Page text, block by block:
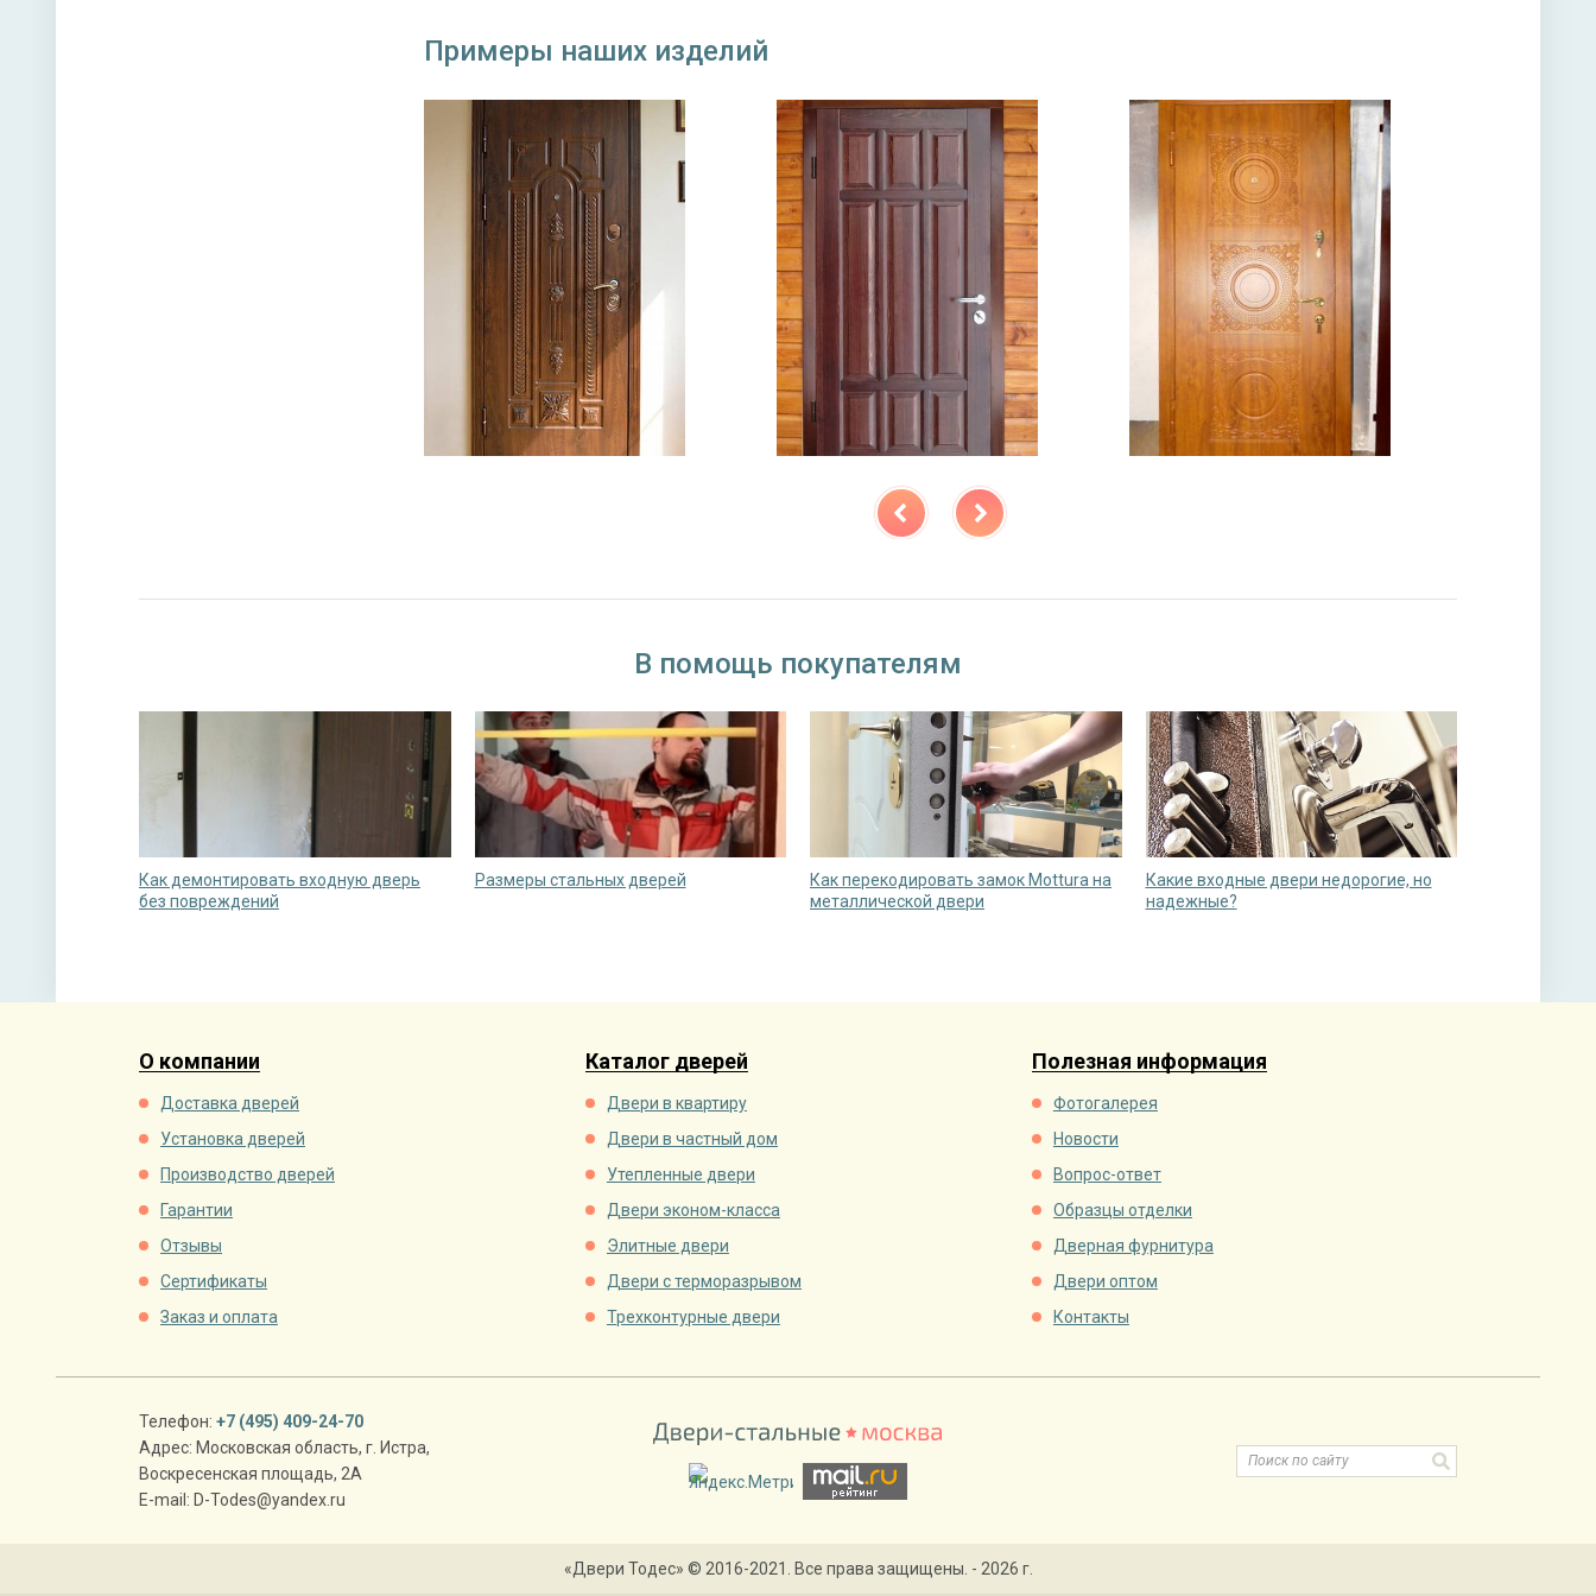
Примеры наших изделий
В помощь покупателям
Как демонтировать входную дверь
без повреждений
Размеры стальных дверей
Как перекодировать замок Mottura на
металлической двери
Какие входные двери недорогие, но
надежные?
О компании
Доставка дверей
Установка дверей
Производство дверей
Гарантии
Отзывы
Сертификаты
Заказ и оплата
Каталог дверей
Двери в квартиру
Двери в частный дом
Утепленные двери
Двери эконом-класса
Элитные двери
Двери с терморазрывом
Трехконтурные двери
Полезная информация
Фотогалерея
Новости
Вопрос-ответ
Образцы отделки
Дверная фурнитура
Двери оптом
Контакты
Телефон: +7 (495) 409-24-70
Адрес: Московская область, г. Истра,
Воскресенская площадь, 2А
E-mail: D-Todes@yandex.ru
«Двери Тодес» © 2016-2021. Все права защищены. - 2026 г.